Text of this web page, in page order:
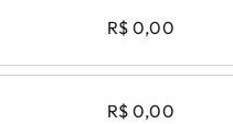
R$ 0,00
R$ 0,00